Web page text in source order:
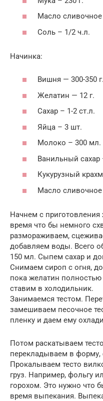
Масло сливочное
Соль – 1/2 ч.л.
Начинка:
Вишня — 300-350 г.
Желатин — 12 г.
Сахар – 1-2 ст.л.
Яйца – 3 шт.
Молоко – 300 мл.
Ванильный сахар
Кукурузный
Масло сливочное
Начнем с
время что бы немного
размораживаем,
добавляем воды. Всего
150 мл. Сыпем сахар и
Снимаем сироп с огня,
пока желатин
ставим в холодильник.
Занимаемся тестом.
замешиваем песочное
пленку и даем ему
Потом раскатываем
перекладываем в форму,
Прокалываем тесто
груз. Например, фольгу
горохом. Это нужно что
время выпекания.